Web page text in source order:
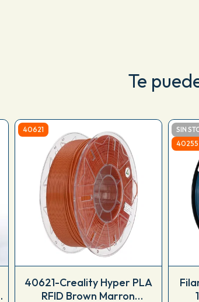
Te
40621
40621-Creality Hyper PLA
RFID Brown Marron
SIN
40255